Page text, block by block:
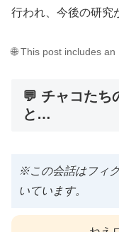
行われ、今後の研究
🌐 This post includes an
💬 チャコたち
と…
※この会話はフィ
いています。